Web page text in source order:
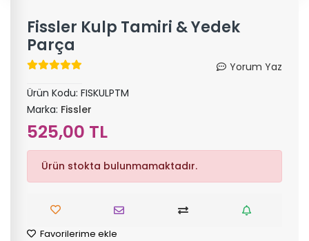
Fissler Kulp Tamiri & Yedek
Parça
Yorum Yaz
Ürün Kodu: FISKULPTM
Marka: Fissler
525,00 TL
Ürün stokta bulunmamaktadır.
Favorilerime ekle